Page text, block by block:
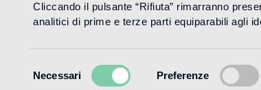
Cliccando il pulsante “Rifiuta” rimarranno
analitici di prime e terze parti equiparabili agli
del
Necessari Preferenze